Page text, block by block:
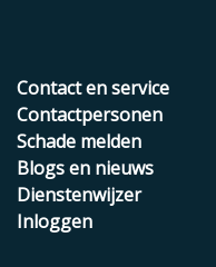
Contact en service
Contactpersonen
Schade melden
Blogs en nieuws
Dienstenwijzer
Inloggen